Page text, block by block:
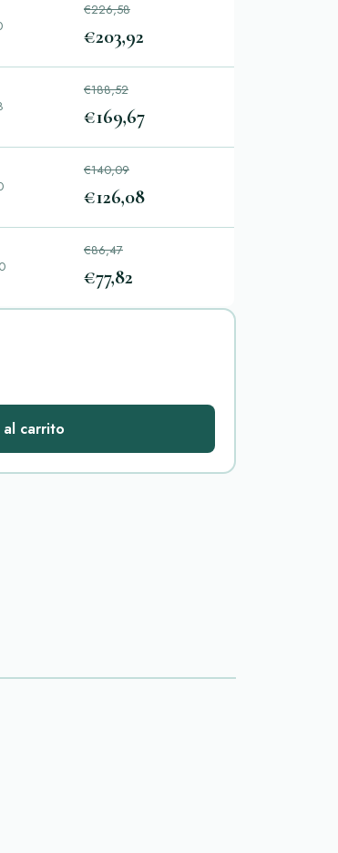
€226,58
€203,92
€188,52
€169,67
€140,09
€126,08
€86,47
€77,82
al carrito